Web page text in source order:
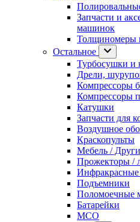
Запчасти и
машинок
Толщиномеры
Остальное
Турбосушки и
Дрели,
Компрессоры
Компрессоры
Катушки
Запчасти для
Воздушное
Краскопульты
Мебель /
Прожекторы /
Подъемники
Поломоечные
Батарейки
МСО